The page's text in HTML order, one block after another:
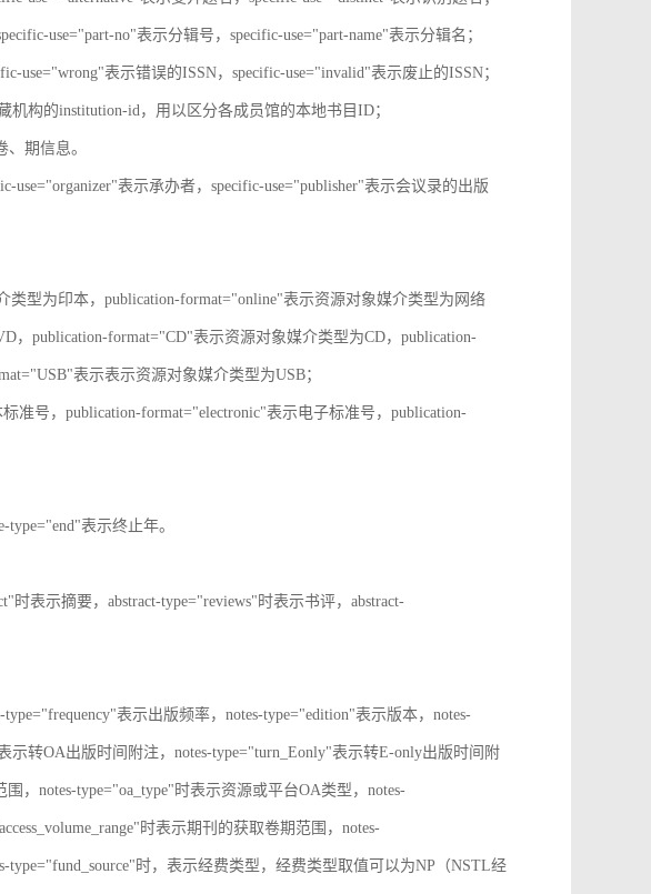
use="part-no"表示分辑号，specific-use="part-name"表示分辑名；
use="wrong"表示错误的ISSN，specific-use="invalid"表示废止的ISSN；
机构的institution-id，用以区分各成员馆的本地书目ID；
、期信息。
use="organizer"表示承办者，specific-use="publisher"表示会议录的出版
型为印本，publication-format="online"表示资源对象媒介类型为网络
，publication-format="CD"表示资源对象媒介类型为CD，publication-
表示表示资源对象媒介类型为USB；
准号，publication-format="electronic"表示电子标准号，publication-
表示终止年。
时表示摘要，abstract-type="reviews"时表示书评，abstract-
表示出版频率，notes-type="edition"表示版本，notes-
示转OA出版时间附注，notes-type="turn_Eonly"表示转E-only出版时间附
，notes-type="oa_type"时表示资源或平台OA类型，notes-
时表示期刊的获取卷期范围，notes-
type="fund_source"时，表示经费类型，经费类型取值可以为NP（NSTL经